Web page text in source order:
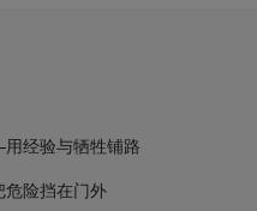
经验与牺牲铺路
险挡在门外